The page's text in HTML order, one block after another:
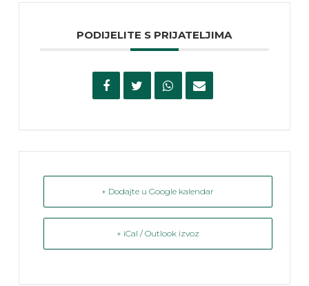
PODIJELITE S PRIJATELJIMA
+ Dodajte u Google kalendar
+ iCal / Outlook izvoz